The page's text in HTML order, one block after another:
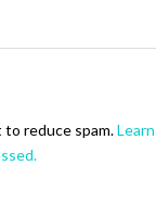
to reduce spam.